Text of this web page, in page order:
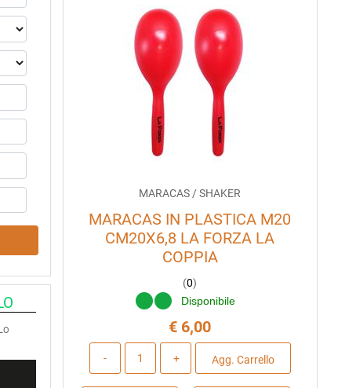
MARACAS / SHAKER
MARACAS IN PLASTICA M20
CM20X6,8 LA FORZA LA
COPPIA
(0)
Disponibile
€ 6,00
Agg. Carrello